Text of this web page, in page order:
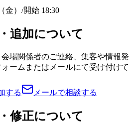
金） /開始 18:30
追加について
場関係者のご連絡、集客や情報発
ームまたはメールにて受け付けて
する
メールで相談する
修正について